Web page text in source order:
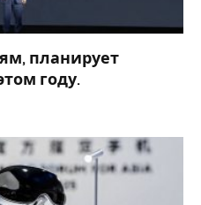
планирует
году.